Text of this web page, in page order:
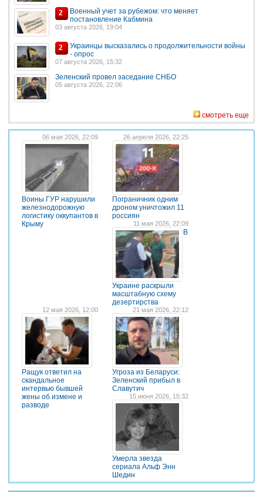
2
Военный учет за рубежом: что меняет
постановление Кабмина
03 августа 2026, 19:04
2
Украинцы высказались о продолжительности войны
- опрос
07 августа 2026, 15:32
Зеленский провел заседание СНБО
05 августа 2026, 22:06
смотреть еще
06 мая 2026, 22:09
Воины ГУР нарушили
железнодорожную
логистику оккупантов в
Крыму
26 апреля 2026, 22:25
Пограничник одним
дроном уничтожил 11
россиян
11 мая 2026, 22:09
В
Украине раскрыли
масштабную схему
дезертирства
12 мая 2026, 12:00
Ращук ответил на
скандальное
интервью бывшей
жены об измене и
разводе
21 мая 2026, 22:12
Угроза из Беларуси:
Зеленский прибыл в
Славутич
15 июня 2026, 15:32
Умерла звезда
сериала Альф Энн
Шедин